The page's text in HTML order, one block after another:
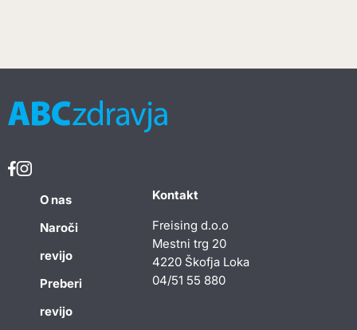
O nas
Naroči
revijo
Preberi
revijo
Kontakt
Freising d.o.o
Mestni trg 20
4220 Škofja Loka
04/51 55 880